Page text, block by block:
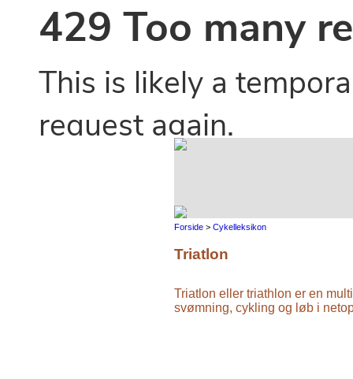
Forside > Cykelleksikon
Triatlon
Triatlon eller triathlon er en
svømning, cykling og løb i